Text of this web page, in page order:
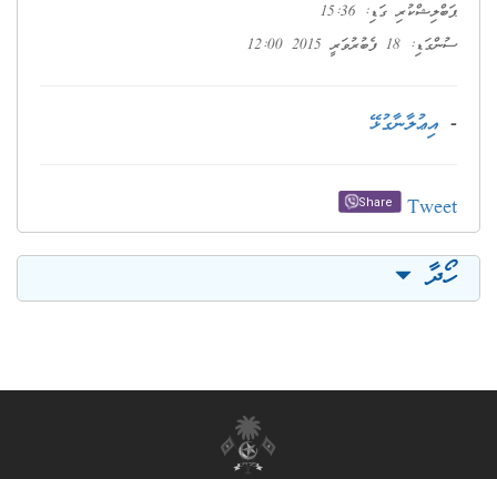
ޕަބްލިޝްކުރި ގަޑި: 15:36
ސުންގަޑި: 18 ފެބުރުވަރީ 2015 12:00
- އިޢުލާނާގުޅޭ
Tweet
Share
ހޯދާ